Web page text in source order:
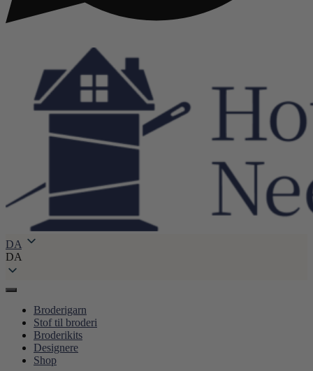
DA
DA
Broderigarn
Stof til broderi
Broderikits
Designere
Shop